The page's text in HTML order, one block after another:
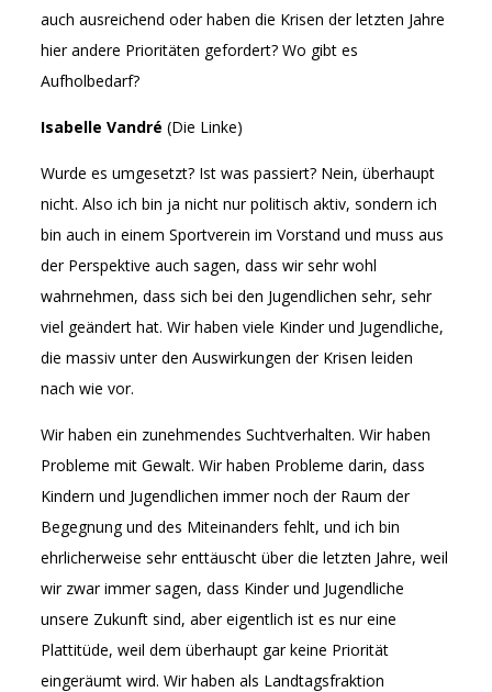
auch ausreichend oder haben die Krisen der letzten Jahre
hier andere Prioritäten gefordert? Wo gibt es
Aufholbedarf?
Isabelle Vandré (Die Linke)
Wurde es umgesetzt? Ist was passiert? Nein, überhaupt
nicht. Also ich bin ja nicht nur politisch aktiv, sondern ich
bin auch in einem Sportverein im Vorstand und muss aus
der Perspektive auch sagen, dass wir sehr wohl
wahrnehmen, dass sich bei den Jugendlichen sehr, sehr
viel geändert hat. Wir haben viele Kinder und Jugendliche,
die massiv unter den Auswirkungen der Krisen leiden
nach wie vor.
Wir haben ein zunehmendes Suchtverhalten. Wir haben
Probleme mit Gewalt. Wir haben Probleme darin, dass
Kindern und Jugendlichen immer noch der Raum der
Begegnung und des Miteinanders fehlt, und ich bin
ehrlicherweise sehr enttäuscht über die letzten Jahre, weil
wir zwar immer sagen, dass Kinder und Jugendliche
unsere Zukunft sind, aber eigentlich ist es nur eine
Plattitüde, weil dem überhaupt gar keine Priorität
eingeräumt wird. Wir haben als Landtagsfraktion